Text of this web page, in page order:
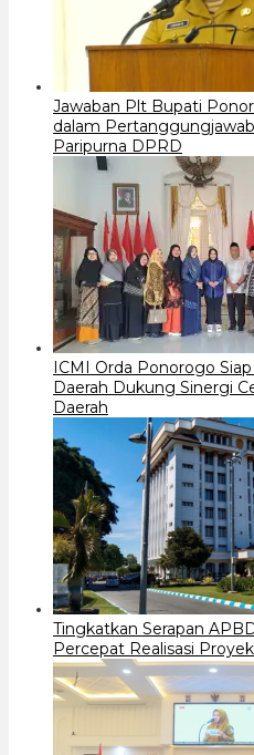
Jawaban Plt Bupati
dalam
Paripurna DPRD
ICMI Orda Ponorogo
Daerah Dukung Sinergi
Daerah
Tingkatkan Serapan
Percepat Realisasi